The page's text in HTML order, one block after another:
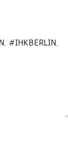
,#IHKBERLIN,